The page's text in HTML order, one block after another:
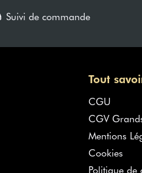
Suivi de commande
Tout
CGU
CGV
Mentions
Cookies
Politique de